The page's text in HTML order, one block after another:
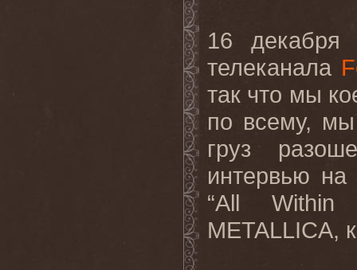
16 декабря
телеканала
так что мы
по всему,
груз
интервью на
“All
Within
METALLICA,